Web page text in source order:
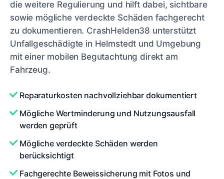
die weitere Regulierung und hilft dabei, sichtbare
sowie mögliche verdeckte Schäden fachgerecht
zu dokumentieren. CrashHelden38 unterstützt
Unfallgeschädigte in Helmstedt und Umgebung
mit einer mobilen Begutachtung direkt am
Fahrzeug.
Reparaturkosten nachvollziehbar dokumentiert
Mögliche Wertminderung und Nutzungsausfall
werden geprüft
Mögliche verdeckte Schäden werden
berücksichtigt
Fachgerechte Beweissicherung mit Fotos und